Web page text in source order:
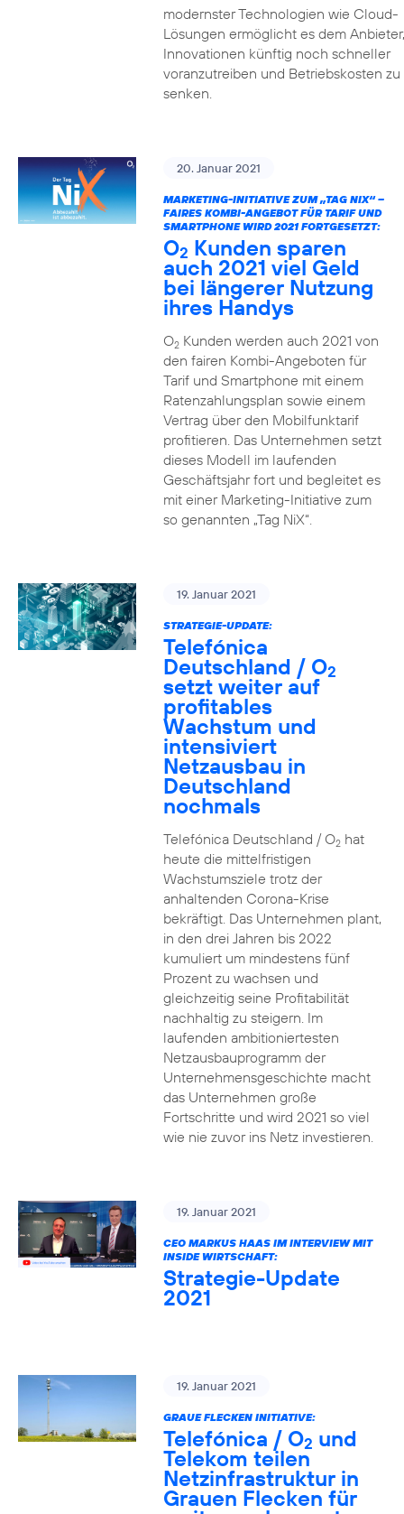
modernster Technologien wie Cloud-
Lösungen ermöglicht es dem Anbieter,
Innovationen künftig noch schneller
voranzutreiben und Betriebskosten zu
senken.
20. Januar 2021
MARKETING-INITIATIVE ZUM „TAG NIX“ –
FAIRES KOMBI-ANGEBOT FÜR TARIF UND
SMARTPHONE WIRD 2021 FORTGESETZT:
O2 Kunden sparen
auch 2021 viel Geld
bei längerer Nutzung
ihres Handys
O2Kunden werden auch 2021 von
den fairen Kombi-Angeboten für
Tarif und Smartphone mit einem
Ratenzahlungsplan sowie einem
Vertrag über den Mobilfunktarif
profitieren. Das Unternehmen setzt
dieses Modell im laufenden
Geschäftsjahr fort und begleitet es
mit einer Marketing-Initiative zum
so genannten „Tag NiX“.
19. Januar 2021
STRATEGIE-UPDATE:
Telefónica
Deutschland / O2
setzt weiter auf
profitables
Wachstum und
intensiviert
Netzausbau in
Deutschland
nochmals
Telefónica Deutschland / O2hat
heute die mittelfristigen
Wachstumsziele trotz der
anhaltenden Corona-Krise
bekräftigt. Das Unternehmen plant,
in den drei Jahren bis 2022
kumuliert um mindestens fünf
Prozent zu wachsen und
gleichzeitig seine Profitabilität
nachhaltig zu steigern. Im
laufenden ambitioniertesten
Netzausbauprogramm der
Unternehmensgeschichte macht
das Unternehmen große
Fortschritte und wird 2021 so viel
wie nie zuvor ins Netz investieren.
19. Januar 2021
CEO MARKUS HAAS IM INTERVIEW MIT
INSIDE WIRTSCHAFT:
Strategie-Update
2021
19. Januar 2021
GRAUE FLECKEN INITIATIVE:
Telefónica / O2 und
Telekom teilen
Netzinfrastruktur in
Grauen Flecken für